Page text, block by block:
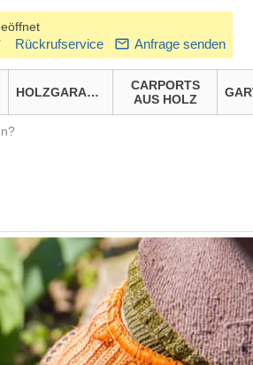
Rückrufservice Anfrage senden
HOLZGARAGEN
CARPORTS
AUS HOLZ